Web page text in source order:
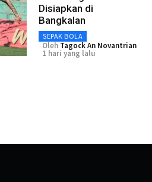
Disiapkan di
Bangkalan
SEPAK BOLA
Oleh Tagock An Novantrian
1 hari yang lalu